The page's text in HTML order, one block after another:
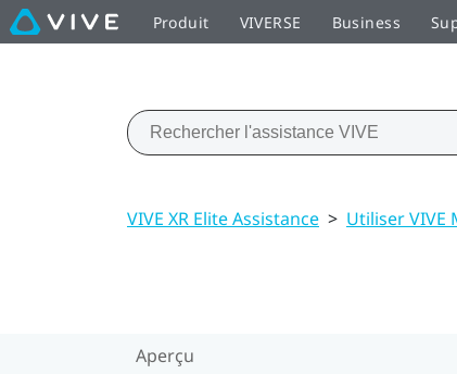
Produit VIVERSE Business
VIVE XR Elite Assistance > Utiliser VIVE
Aperçu